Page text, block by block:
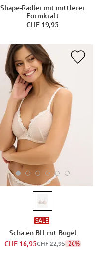
Shape-Radler mit mittlerer
Formkraft
CHF 19,95
SALE
Schalen BH mit Bügel
CHF 16,95CHF 22,95-26%